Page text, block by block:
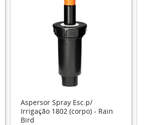
Aspersor Spray Esc.p/
Irrigação 1802 (corpo) - Rain
Bird